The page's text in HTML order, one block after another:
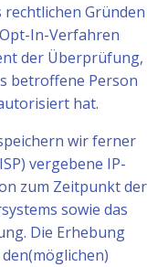
Gründen
In-Verfahren
der Überprüfung,
betroffene Person
hat.
wir ferner
vergebene IP-
zum Zeitpunkt der
sowie das
Die Erhebung